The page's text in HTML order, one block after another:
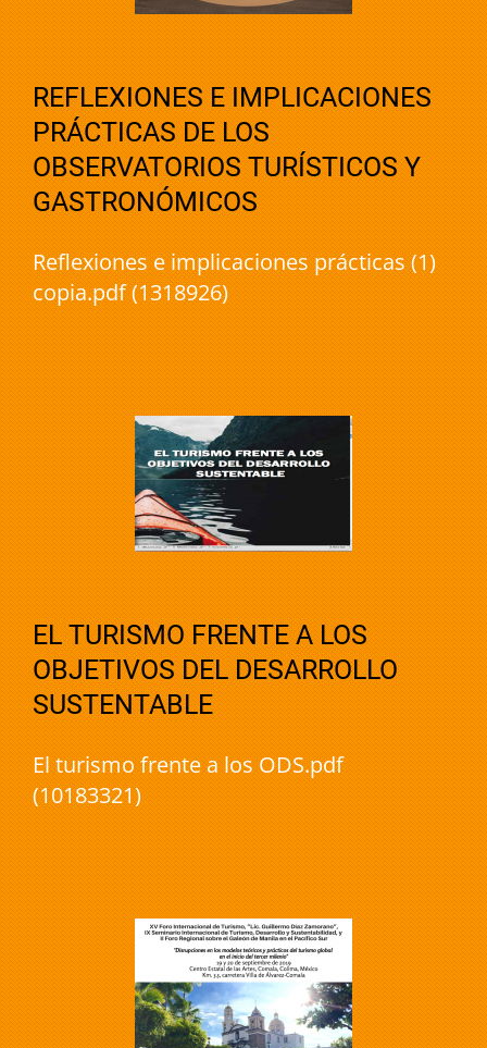
REFLEXIONES E IMPLICACIONES
PRÁCTICAS DE LOS
OBSERVATORIOS TURÍSTICOS Y
GASTRONÓMICOS
Reflexiones e implicaciones prácticas (1)
copia.pdf (1318926)
EL TURISMO FRENTE A LOS
OBJETIVOS DEL DESARROLLO
SUSTENTABLE
El turismo frente a los ODS.pdf
(10183321)